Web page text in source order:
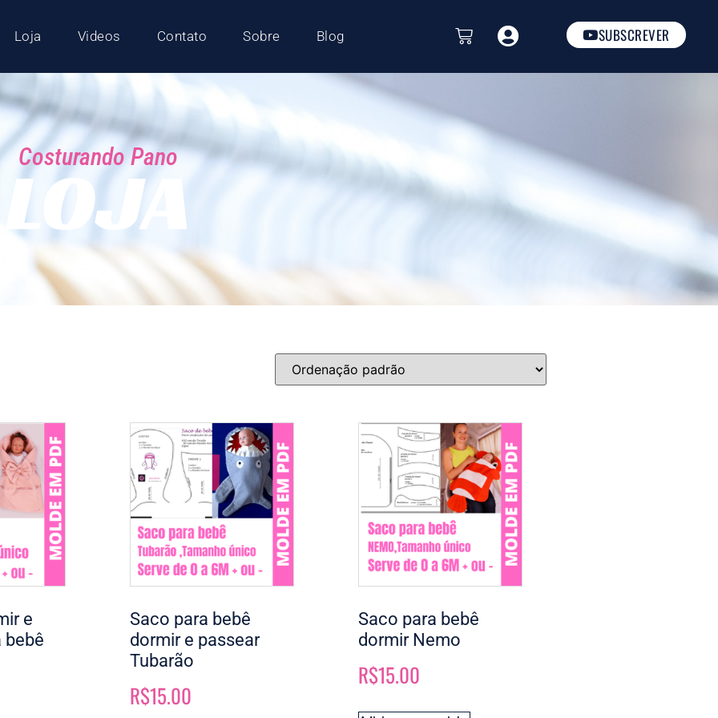
Loja Videos Contato Sobre Blog SUBSCREVER
Costurando Pano
LOJA
e
bebê
Saco para bebê
dormir e passear
Tubarão
R$15.00
Saco para bebê
dormir Nemo
R$15.00